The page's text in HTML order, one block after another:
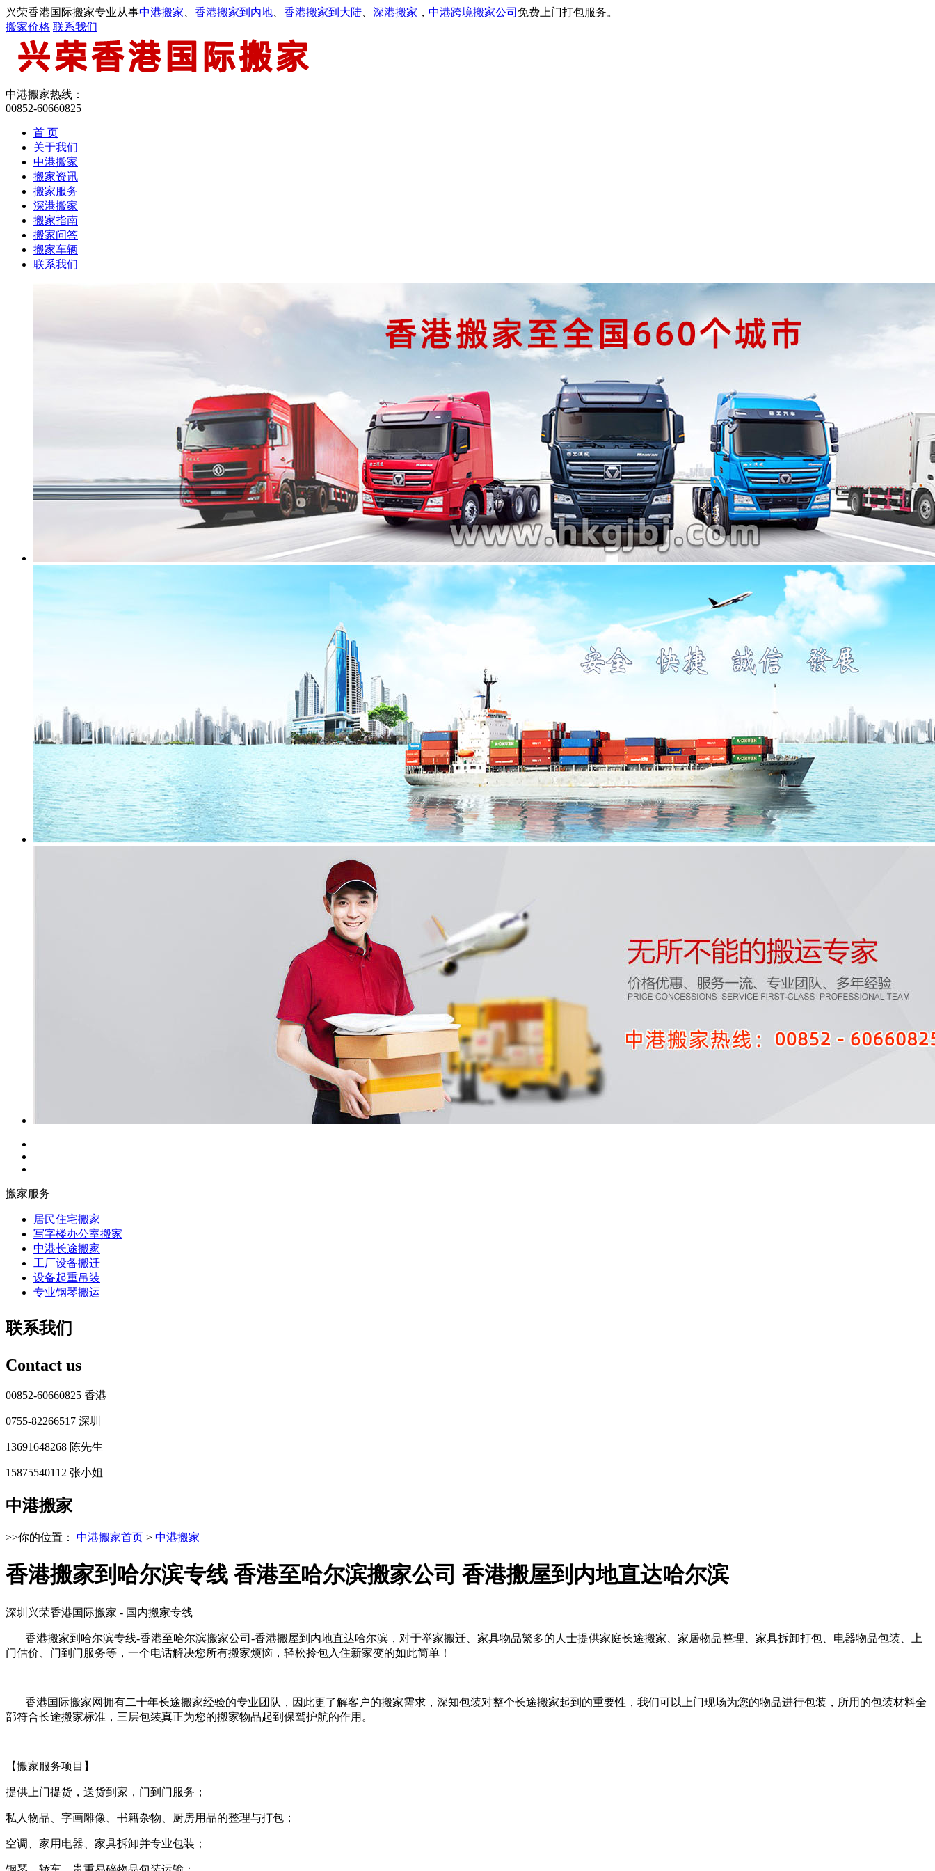
兴荣香港国际搬家专业从事中港搬家 香港搬家到内地 香港搬家到大陆 深港搬家 ， 中港跨境搬家公司 免费上门打包服务。
搬家价格 联系我们
中港搬家热线：
00852-60660825
首 页
关于我们
中港搬家
搬家资讯
搬家服务
深港搬家
搬家指南
搬家问答
搬家车辆
联系我们
搬家服务
居民住宅搬家
写字楼办公室搬家
中港长途搬家
工厂设备搬迁
设备起重吊装
专业钢琴搬运
联系我们
Contact us
00852-60660825 香港
0755-82266517 深圳
13691648268 陈先生
15875540112 张小姐
中港搬家
>>你的位置： 中港搬家首页 > 中港搬家
香港搬家到哈尔滨专线 香港至哈尔滨搬家公司 香港搬屋到内地直达哈尔滨
深圳兴荣香港国际搬家 - 国内搬家专线
香港搬家到哈尔滨专线-香港至哈尔滨搬家公司-香港搬屋到内地直达哈尔滨，对于举家搬迁、家具物品繁多的人士提供家庭长途搬家、家居物品整理、家具拆卸打包、电器物品包装、上
门估价、门到门服务等，一个电话解决您所有搬家烦恼，轻松拎包入住新家变的如此简单！
香港国际搬家网拥有二十年长途搬家经验的专业团队，因此更了解客户的搬家需求，深知包装对整个长途搬家起到的重要性，我们可以上门现场为您的物品进行包装，所用的包装材料全
部符合长途搬家标准，三层包装真正为您的搬家物品起到保驾护航的作用。
【搬家服务项目】
提供上门提货，送货到家，门到门服务；
私人物品、字画雕像、书籍杂物、厨房用品的整理与打包；
空调、家用电器、家具拆卸并专业包装；